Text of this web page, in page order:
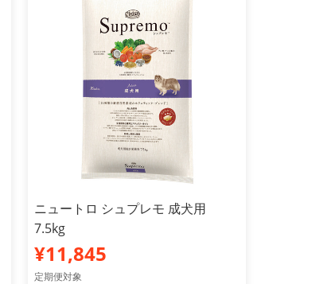
ニュートロ シュプレモ 成犬用
7.5kg
¥11,845
定期便対象